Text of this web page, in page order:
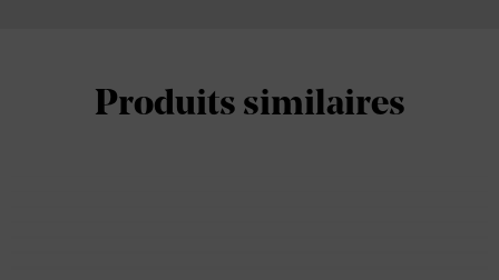
Produits similaires